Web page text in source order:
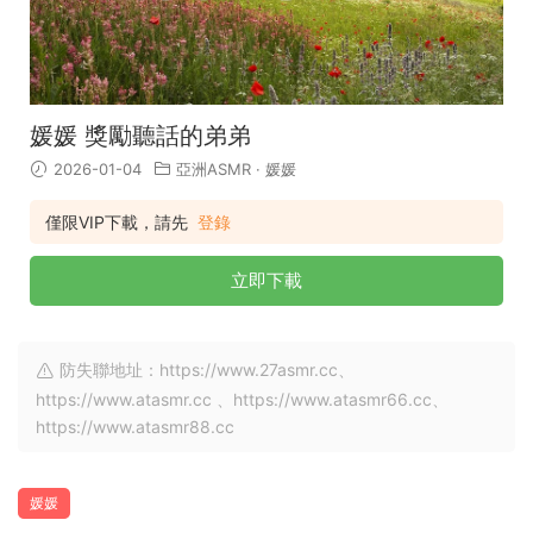
媛媛 獎勵聽話的弟弟
2026-01-04 亞洲ASMR · 媛媛
僅限VIP下載，請先 登錄
立即下載
防失聯地址：https://www.27asmr.cc、
https://www.atasmr.cc 、https://www.atasmr66.cc、
https://www.atasmr88.cc
媛媛